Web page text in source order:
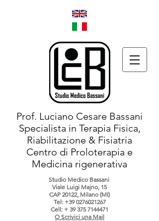
Prof. Luciano Cesare Bassani
Specialista in Terapia Fisica,
Riabilitazione & Fisiatria
Centro di Proloterapia e
Medicina rigenerativa
Studio Medico Bassani
Viale Luigi Majno, 15
CAP 20122, Milano (MI)
Tel: +39 0276021267
Cell: + 39 375 7144471
O Scrivici una Mail